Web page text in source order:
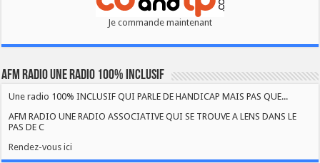
Je commande maintenant
AFM RADIO UNE RADIO 100% INCLUSIF
Une radio 100% INCLUSIF QUI PARLE DE HANDICAP MAIS PAS QUE...
AFM RADIO UNE RADIO ASSOCIATIVE QUI SE TROUVE A LENS DANS LE
PAS DE C
Rendez-vous ici